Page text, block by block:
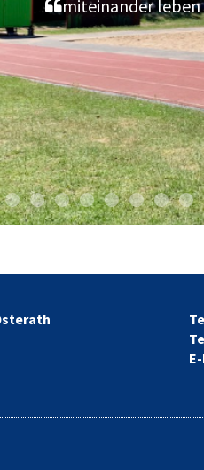
miteinander
links
Sporthof rechts
Beachvolleyballfeld
Kletterwand
Bauwagen
Sprintbahn